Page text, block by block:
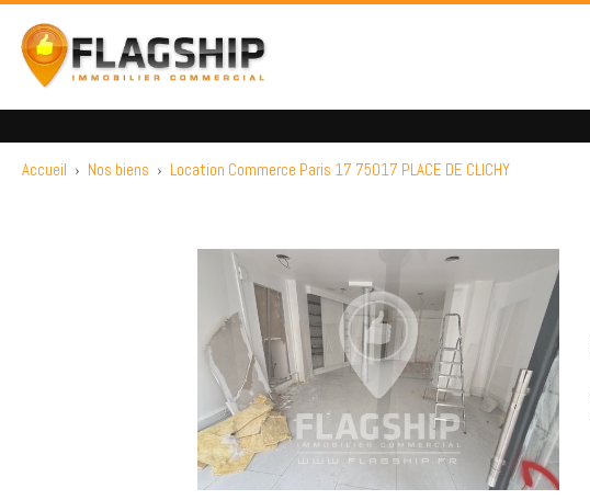
Accueil › Nos biens › Location Commerce Paris 17 75017 PLACE DE CLICHY